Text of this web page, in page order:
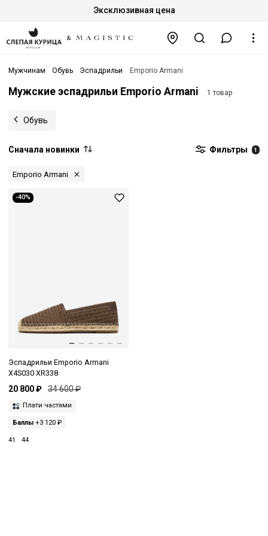
Эксклюзивная цена
Мужчинам Обувь Эспадрильи Emporio Armani
Мужские эспадрильи Emporio Armani 1 товар
Обувь
Сначала новинки Фильтры 1
Emporio Armani
-40%
Эспадрильи Emporio Armani
X4S030 XR338
20 800 ₽ 34 600 ₽
Плати частями
Баллы +3 120 ₽
41 44